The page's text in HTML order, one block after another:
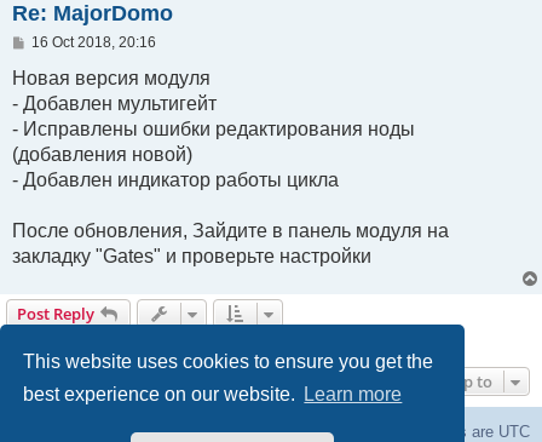
This website uses cookies to ensure you get the
best experience on our website.
Learn more
Re: MajorDomo
P
s
16 Oct 2018, 20:16
Новая версия модуля
- Добавлен мультигейт
- Исправлены ошибки редактирования ноды
(добавления новой)
- Добавлен индикатор работы цикла
После обновления, Зайдите в панель модуля на
закладку "Gates" и проверьте настройки
Post Reply
Jump to
All times are UTC
Delete cookies